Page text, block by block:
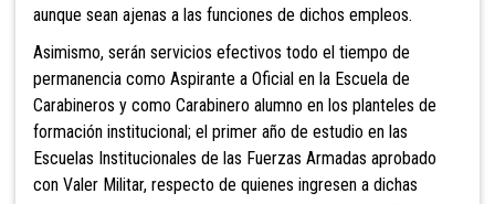
aunque sean ajenas a las funciones de dichos empleos.
Asimismo, serán servicios efectivos todo el tiempo de
permanencia como Aspirante a Oficial en la Escuela de
Carabineros y como Carabinero alumno en los planteles de
formación institucional; el primer año de estudio en las
Escuelas Institucionales de las Fuerzas Armadas aprobado
con Valer Militar, respecto de quienes ingresen a dichas